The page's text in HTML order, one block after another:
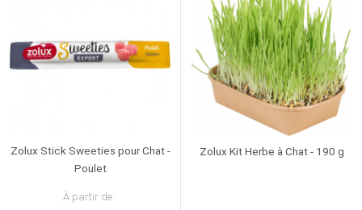
Zolux Stick Sweeties pour Chat -
Poulet
À partir de :
Zolux Kit Herbe à Chat - 190 g